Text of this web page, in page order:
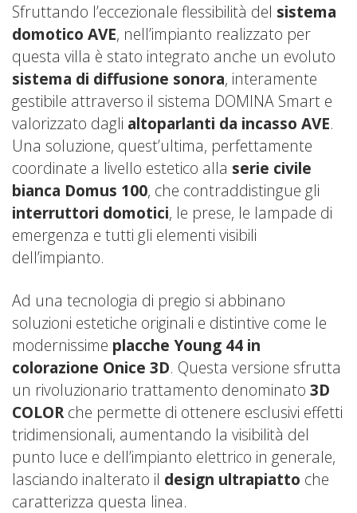
Sfruttando l’eccezionale flessibilità del sistema
domotico AVE, nell’impianto realizzato per
questa villa è stato integrato anche un evoluto
sistema di diffusione sonora, interamente
gestibile attraverso il sistema DOMINA Smart e
valorizzato dagli altoparlanti da incasso AVE.
Una soluzione, quest’ultima, perfettamente
coordinate a livello estetico alla serie civile
bianca Domus 100, che contraddistingue gli
interruttori domotici, le prese, le lampade di
emergenza e tutti gli elementi visibili
dell’impianto.
Ad una tecnologia di pregio si abbinano
soluzioni estetiche originali e distintive come le
modernissime placche Young 44 in
colorazione Onice 3D. Questa versione sfrutta
un rivoluzionario trattamento denominato 3D
COLORche permette di ottenere esclusivi effetti
tridimensionali, aumentando la visibilità del
punto luce e dell’impianto elettrico in generale,
lasciando inalterato il design ultrapiatto che
caratterizza questa linea.